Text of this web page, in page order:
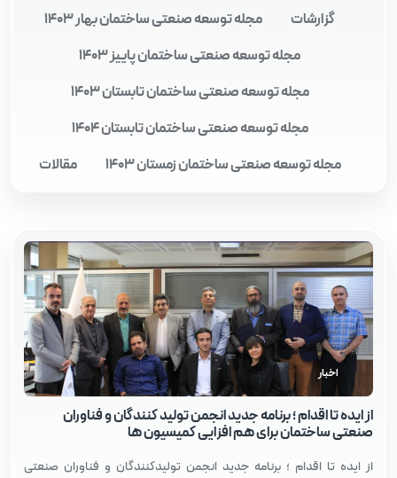
گزارشات
مجله توسعه صنعتی ساختمان بهار 1403
مجله توسعه صنعتی ساختمان پاییز 1403
مجله توسعه صنعتی ساختمان تابستان 1403
مجله توسعه صنعتی ساختمان تابستان 1404
مجله توسعه صنعتی ساختمان زمستان 1403
مقالات
اخبار
از ایده تا اقدام ؛ برنامه جدید انجمن تولید کنندگان و فناوران
صنعتی ساختمان برای هم‌ افزایی کمیسیون‌ ها
از ایده تا اقدام ؛ برنامه جدید انجمن تولیدکنندگان و فناوران صنعتی